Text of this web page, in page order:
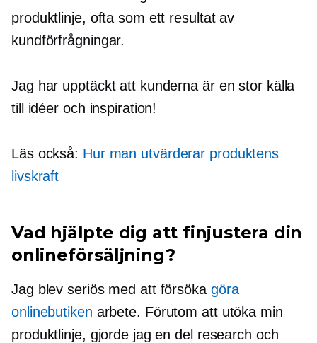
produktlinje, ofta som ett resultat av
kundförfrågningar.
Jag har upptäckt att kunderna är en stor källa
till idéer och inspiration!
Läs också: Hur man utvärderar produktens
livskraft
Vad hjälpte dig att finjustera din
onlineförsäljning?
Jag blev seriös med att försöka göra
onlinebutiken arbete. Förutom att utöka min
produktlinje, gjorde jag en del research och